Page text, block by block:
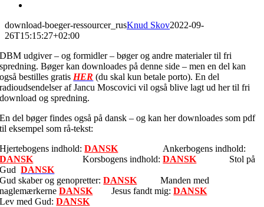
download-boeger-ressourcer_rusKnud Skov2022-09-
26T15:15:27+02:00
DBM udgiver – og formidler – bøger og andre materialer til fri
spredning. Bøger kan downloades på denne side – men en del kan
også bestilles gratis HER (du skal kun betale porto). En del
radioudsendelser af Jancu Moscovici vil også blive lagt ud her til fri
download og spredning.
En del bøger findes også på dansk – og kan her downloades som pdf
til eksempel som rå-tekst:
Hjertebogens indhold:DANSK Ankerbogens indhold:
DANSK Korsbogens indhold:DANSK Stol på
GudDANSK
Gud skaber og genopretter:DANSK Manden med
naglemærkerneDANSK Jesus fandt mig:DANSK
Lev med Gud:DANSK